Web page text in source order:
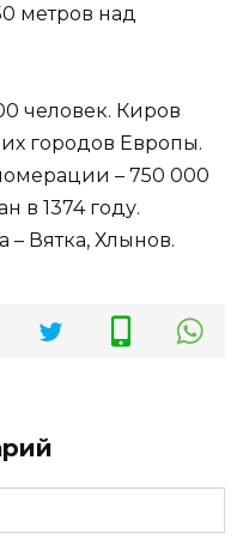
метров над
человек. Киров
городов Европы.
– 750 000
в 1374 году.
Вятка, Хлынов.